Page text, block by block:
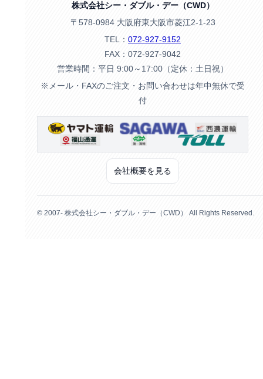
株式会社シー・ダブル・デー（CWD）
〒578-0984 大阪府東大阪市菱江2-1-23
TEL： 072-927-9152
FAX：072-927-9042
営業時間：平日 9:00～17:00（定休：土日祝）
※メール・FAXのご注文・お問い合わせは年中無休で受
付
会社概要を見る
© 2007- 株式会社シー・ダブル・デー（CWD） All Rights Reserved.